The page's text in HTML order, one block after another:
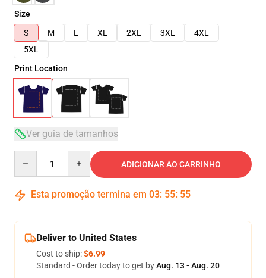
Size
S
M L XL 2XL 3XL
4XL
5XL
Print Location
Ver guia de tamanhos
ADICIONAR AO CARRINHO
Esta promoção termina em 03: 55: 54
Deliver to United States
Cost to ship:$6.99
Standard - Order today to get byAug. 13 - Aug. 20